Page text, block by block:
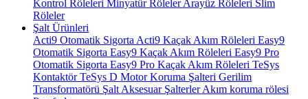
Kontrol Röleleri Minyatür RölelerArayüz Röleleri Slim
Röleler
Şalt Ürünleri
Acti9 Otomatik Sigorta Acti9 Kaçak Akım Röleleri Easy9
Otomatik Sigorta Easy9 Kaçak Akım Röleleri Easy9 Pro
Otomatik Sigorta Easy9 Pro Kaçak Akım Röleleri TeSys
KontaktörTeSys D Motor Koruma Şalteri Gerilim
Transformatörü Şalt Aksesuar ŞalterlerAkım koruma rölesi